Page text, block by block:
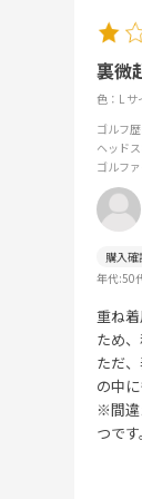
裏微
色：L サ
ゴルフ歴
ヘッド
ゴルフ
年代:50
重ね
ため
ただ
の中に
※間違
つで